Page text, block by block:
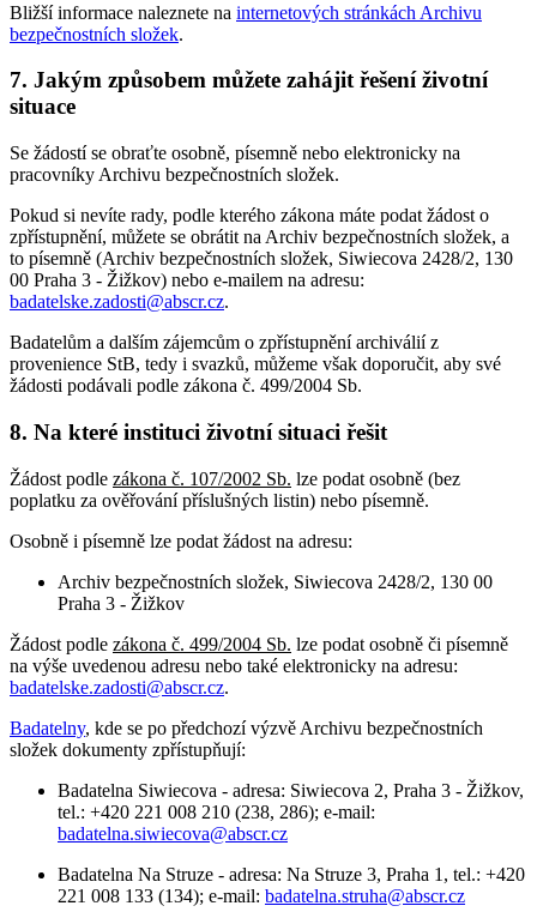
Bližší informace naleznete na internetových stránkách Archivu
bezpečnostních složek.
7. Jakým způsobem můžete zahájit řešení životní
situace
Se žádostí se obraťte osobně, písemně nebo elektronicky na
pracovníky Archivu bezpečnostních složek.
Pokud si nevíte rady, podle kterého zákona máte podat žádost o
zpřístupnění, můžete se obrátit na Archiv bezpečnostních složek, a
to písemně (Archiv bezpečnostních složek, Siwiecova 2428/2, 130
00 Praha 3 - Žižkov) nebo e-mailem na adresu:
badatelske.zadosti@abscr.cz.
Badatelům a dalším zájemcům o zpřístupnění archiválií z
provenience StB, tedy i svazků, můžeme však doporučit, aby své
žádosti podávali podle zákona č. 499/2004 Sb.
8. Na které instituci životní situaci řešit
Žádost podle zákona č. 107/2002 Sb. lze podat osobně (bez
poplatku za ověřování příslušných listin) nebo písemně.
Osobně i písemně lze podat žádost na adresu:
Archiv bezpečnostních složek, Siwiecova 2428/2, 130 00
Praha 3 - Žižkov
Žádost podle zákona č. 499/2004 Sb. lze podat osobně či písemně
na výše uvedenou adresu nebo také elektronicky na adresu:
badatelske.zadosti@abscr.cz.
Badatelny, kde se po předchozí výzvě Archivu bezpečnostních
složek dokumenty zpřístupňují:
Badatelna Siwiecova - adresa: Siwiecova 2, Praha 3 - Žižkov,
tel.: +420 221 008 210 (238, 286); e-mail:
badatelna.siwiecova@abscr.cz
Badatelna Na Struze - adresa: Na Struze 3, Praha 1, tel.: +420
221 008 133 (134); e-mail: badatelna.struha@abscr.cz